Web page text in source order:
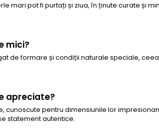
mari pot fi purtați și ziua, în ținute curate și
mici?
de formare și condiții naturale speciale,
apreciate?
cunoscute pentru dimensiunile lor
statement autentice.